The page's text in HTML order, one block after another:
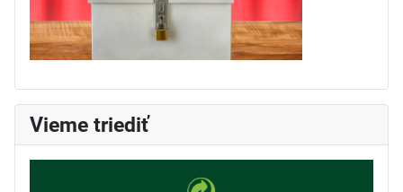
Vieme triediť